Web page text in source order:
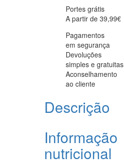
Portes grátis
A partir de 39,99€
Pagamentos
em segurança
Devoluções
simples e gratuitas
Aconselhamento
ao cliente
Descrição
Informação
nutricional